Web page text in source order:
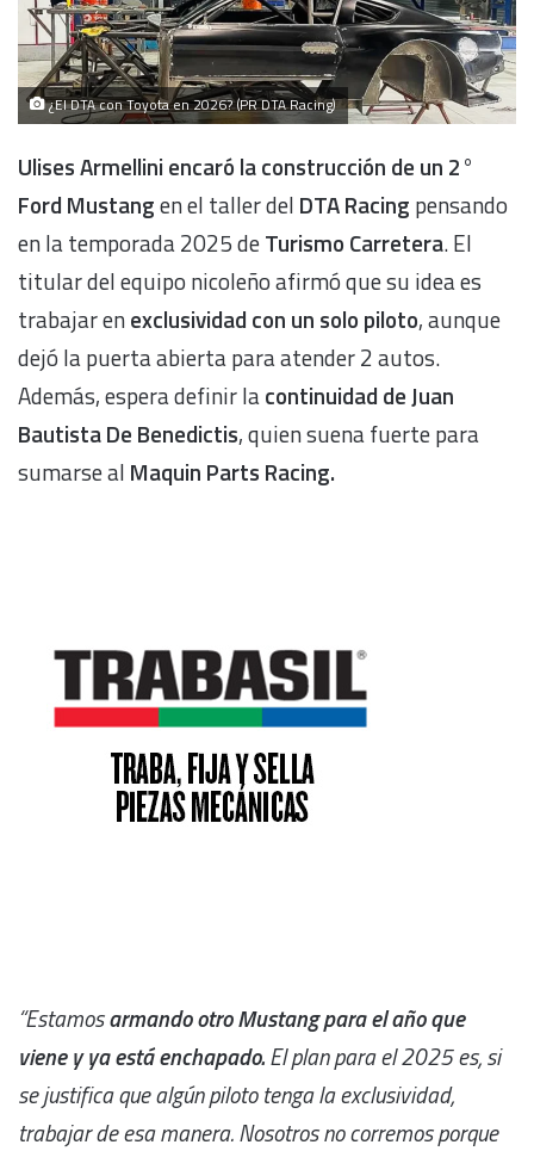
¿El DTA con Toyota en 2026? (PR DTA Racing)
Ulises Armellini encaró la construcción de un 2°
Ford Mustangen el taller del DTA Racing pensando
en la temporada 2025 deTurismo Carretera. El
titular del equipo nicoleño afirmó que su idea es
trabajar enexclusividad con un solo piloto, aunque
dejó la puerta abierta para atender 2 autos.
Además, espera definir lacontinuidad de Juan
Bautista De Benedictis, quien suena fuerte para
sumarse al Maquin Parts Racing.
“Estamosarmando otro Mustang para el año que
viene y ya está enchapado.El plan para el 2025 es, si
se justifica que algún piloto tenga la exclusividad,
trabajar de esa manera. Nosotros no corremos porque